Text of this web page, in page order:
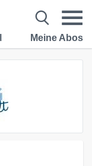
Meine Abos